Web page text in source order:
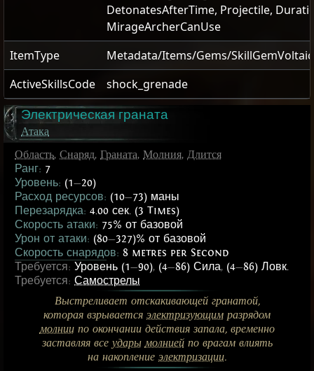
DetonatesAfterTime, Projectile,
MirageArcherCanUse
ItemType
Metadata/Items/Gems/
ActiveSkillsCode
shock_grenade
Электрическая граната
Атака
Область, Снаряд, Граната, Молния, Длится
Ранг: 7
Уровень: (1—20)
Расход ресурсов: (10—73) маны
Перезарядка: 4.00 сек. (3 Times)
Скорость атаки: 75% от базовой
Урон от атаки: (80—327)% от базовой
Скорость снарядов: 8 metres per Second
Требуется: Уровень (1—90), (4—86) Сила, (4—86) Ловк.
Требуется: Самострелы
Выстреливает отскакивающей гранатой,
которая взрывается электризующим разрядом
молниипо окончании действия запала, временно
заставляя все удары молниейпо врагам влиять
на накопление электризации.